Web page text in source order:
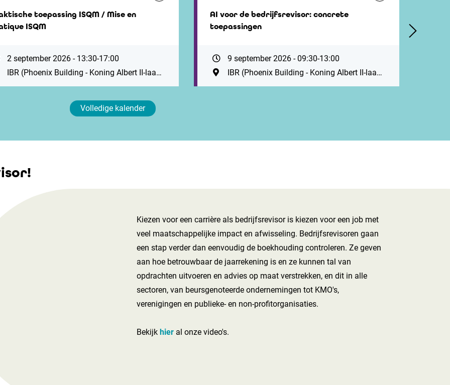
toepassing ISQM / Mise en
ISQM
2 september 2026 - 13:30-17:00
IBR (Phoenix Building - Koning Albert II-laan 19, 1210 Brussel. Vlak bij station Brussel-Noord. Parking ZIN: Antwerpsesteenweg 59, 1000 Brussel)
AI voor de bedrijfsrevisor: concrete
toepassingen
9 september 2026 - 09:30-13:00
IBR (Phoenix Building - Koning Albert II-laan 19, 1210 Brussel. Vlak bij station Brussel-Noord. Parking ZIN: Antwerpsesteenweg 59, 1000 Brussel)
Volledige kalender
Kiezen voor een carrière als bedrijfsrevisor is kiezen voor een job met
veel maatschappelijke impact en afwisseling. Bedrijfsrevisoren gaan
een stap verder dan eenvoudig de boekhouding controleren. Ze geven
aan hoe betrouwbaar de jaarrekening is en ze kunnen tal van
opdrachten uitvoeren en advies op maat verstrekken, en dit in alle
sectoren, van beursgenoteerde ondernemingen tot KMO's,
verenigingen en publieke- en non-profitorganisaties.
Bekijk hier al onze video's.